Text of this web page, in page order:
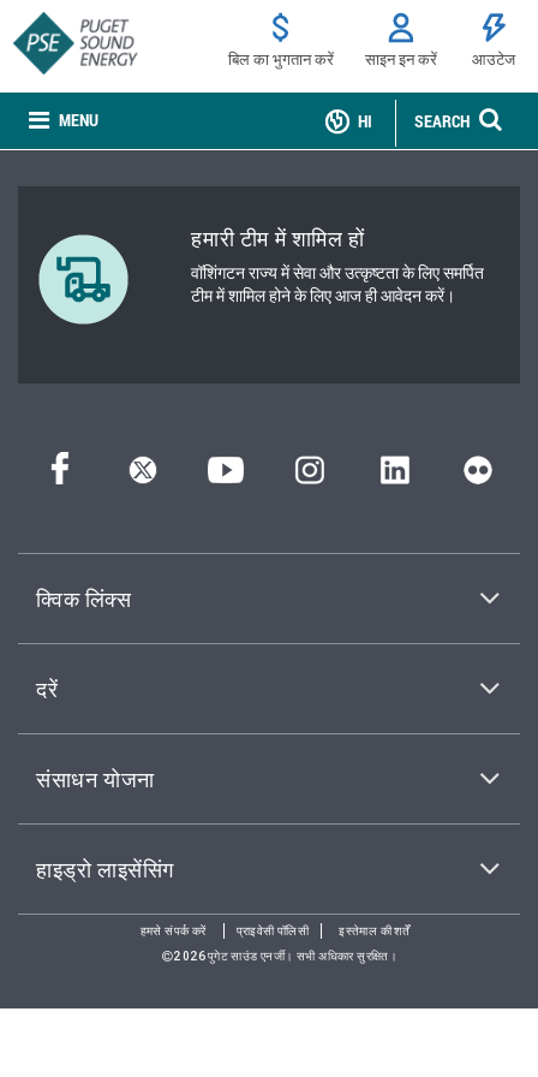
MENU
बिल का भुगतान करें साइन इन करें आउटेज
SEARCH
HI
हमारी टीम में शामिल हों
वॉशिंगटन राज्य में सेवा और उत्कृष्टता के लिए समर्पित
टीम में शामिल होने के लिए आज ही आवेदन करें।
क्विक लिंक्स
दरें
संसाधन योजना
हाइड्रो लाइसेंसिंग
हमसे संपर्क करें प्राइवेसी पॉलिसी
इस्तेमाल की शर्तें
2026पुगेट साउंड एनर्जी। सभी अधिकार सुरक्षित।